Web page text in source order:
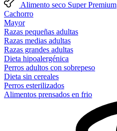
Alimento seco Super Premium
Cachorro
Mayor
Razas pequeñas adultas
Razas medias adultas
Razas grandes adultas
Dieta hipoalergénica
Perros adultos con sobrepeso
Dieta sin cereales
Perros esterilizados
Alimentos prensados en frio